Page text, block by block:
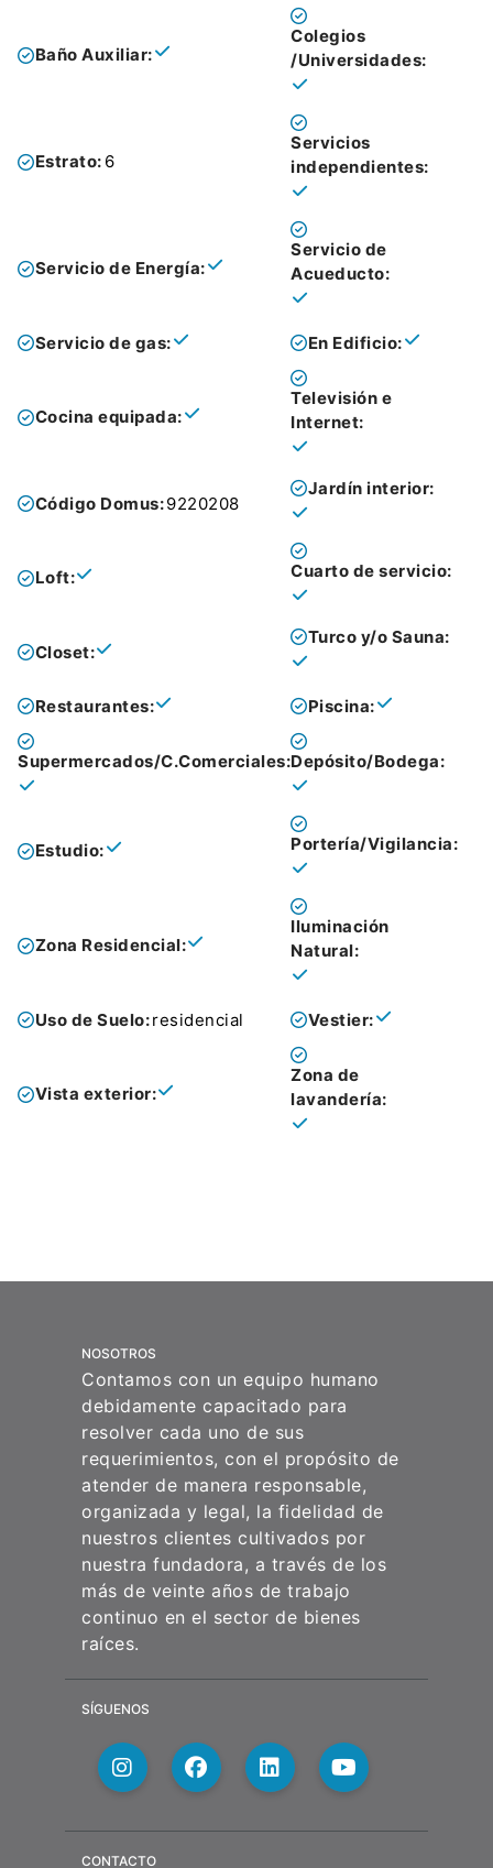
Baño Auxiliar:
Colegios
/Universidades:
Estrato: 6
Servicios
independientes:
Servicio de Energía:
Servicio de
Acueducto:
Servicio de gas: En Edificio:
Cocina equipada:
Televisión e
Internet:
Código Domus:9220208
Jardín interior:
Loft: Cuarto de servicio:
Closet:
Turco y/o Sauna:
Restaurantes: Piscina:
Supermercados/C.Comerciales:Depósito/Bodega:
Estudio: Portería/Vigilancia:
Zona Residencial:
Iluminación
Natural:
Uso de Suelo:residencial Vestier:
Vista exterior:
Zona de
lavandería:
NOSOTROS
Contamos con un equipo humano
debidamente capacitado para
resolver cada uno de sus
requerimientos, con el propósito de
atender de manera responsable,
organizada y legal, la fidelidad de
nuestros clientes cultivados por
nuestra fundadora, a través de los
más de veinte años de trabajo
continuo en el sector de bienes
raíces.
SÍGUENOS
CONTACTO